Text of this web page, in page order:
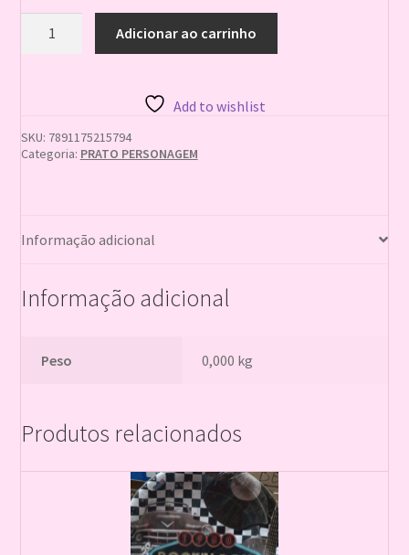
FANT.
quantidade
Adicionar ao carrinho
Add to wishlist
SKU: 7891175215794
Categoria: PRATO PERSONAGEM
Informação adicional
Informação adicional
Peso 0,000 kg
Produtos relacionados